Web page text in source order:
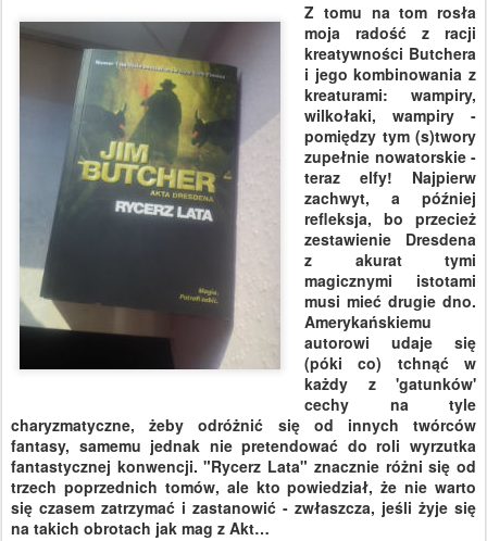
Z tomu na tom rosła
moja radość z racji
kreatywności Butchera
i jego kombinowania z
kreaturami: wampiry,
wilkołaki, wampiry -
pomiędzy tym (s)twory
zupełnie nowatorskie -
teraz elfy! Najpierw
zachwyt, a później
refleksja, bo przecież
zestawienie Dresdena
z akurat tymi
magicznymi istotami
musi mieć drugie dno.
Amerykańskiemu
autorowi udaje się
(póki co) tchnąć w
każdy z 'gatunków'
cechy na tyle
charyzmatyczne, żeby odróżnić się od innych twórców
fantasy, samemu jednak nie pretendować do roli wyrzutka
fantastycznej konwencji. "Rycerz Lata" znacznie różni się od
trzech poprzednich tomów, ale kto powiedział, że nie warto
się czasem zatrzymać i zastanowić - zwłaszcza, jeśli żyje się
na takich obrotach jak mag z Akt…